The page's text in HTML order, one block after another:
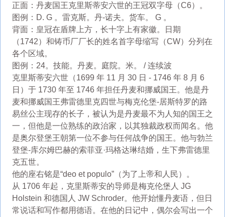
正面：丹麦国王克里斯蒂安六世的王冠双字母（C6）。
图例：D. G 。雷克斯。丹-诺夫。货车。 G 。
背面：皇冠在盾牌上方，长十字上有家徽。日期
（1742）和铸币厂厂长的姓名首字母缩写（CW）分列在
各个区域。
图例：24。技能。丹麦。庭院。米。 / 连续波
克里斯蒂安六世（1699 年 11 月 30 日 - 1746 年 8 月 6
日）于 1730 年至 1746 年担任丹麦和挪威国王。他是丹
麦和挪威国王弗雷德里克四世与梅克伦堡-居斯特罗的路
易丝公主现存的长子，被认为是丹麦最不为人知的国王之
一，但他是一位熟练的政治家，以其独裁政权而闻名。他
是奥尔登堡王朝第一位不参与任何战争的国王。他与勃兰
登堡-库尔姆巴赫的索菲亚·玛格达琳结婚，生下弗雷德里
克五世。
他的座右铭是“deo et populo”（为了上帝和人民）。
从 1706 年起，克里斯蒂安的导师是梅克伦堡人 JG
Holstein 和德国人 JW Schroder。他开始懂丹麦语，但日
常说话和写作都用德语。在他的日记中，偶尔会写出一个